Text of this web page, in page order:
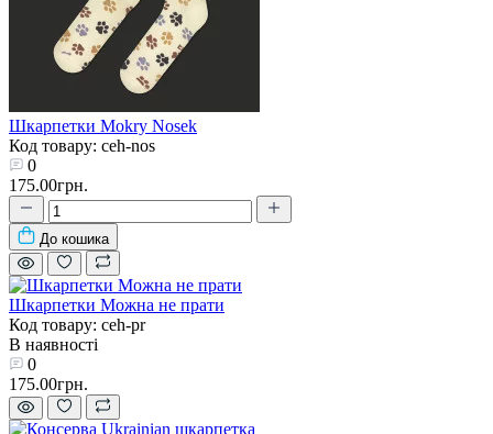
Шкарпетки Mokry Nosek
Код товару: ceh-nos
0
175.00грн.
До кошика
Шкарпетки Можна не прати
Код товару: ceh-pr
В наявності
0
175.00грн.